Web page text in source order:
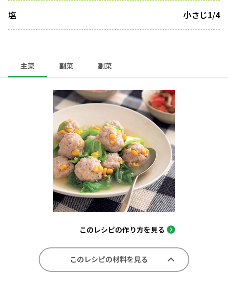
塩 小さじ1/4
主菜 副菜 副菜
このレシピの作り方を見る
このレシピの材料を見る